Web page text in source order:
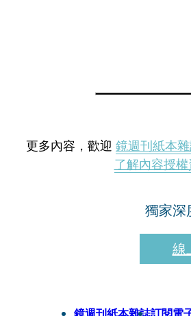
更多內容，歡迎 鏡週刊紙本
了解內容授
獨家深
線